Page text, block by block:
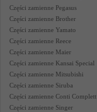
Części zamienne Pegasus
Części zamienne Brother
Części zamienne Yamato
Części zamienne Reece
Części zamienne Maier
Części zamienne Kansai Special
Części zamienne Mitsubishi
Części zamienne Siruba
Części zamienne Conti Complett
Części zamienne Singer